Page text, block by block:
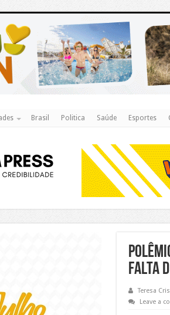
Brasil Politica Saúde Esportes
falta
Teresa
Leave a